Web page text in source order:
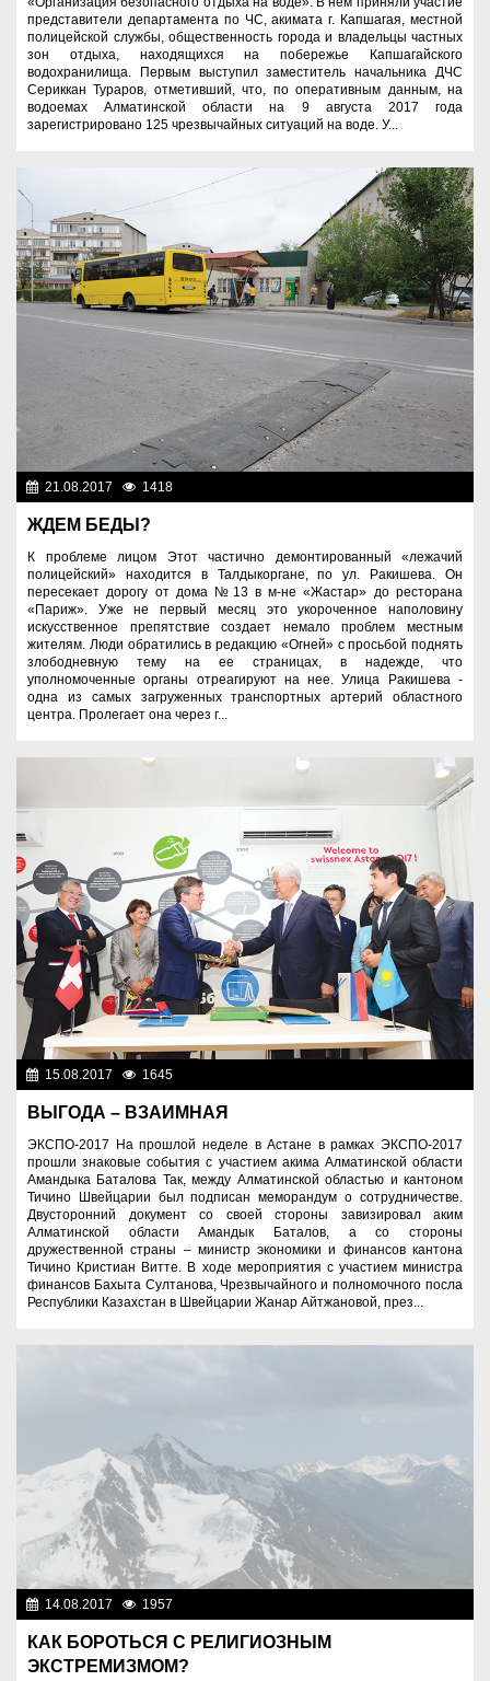
представители департамента по ЧС, акимата г. Капшагая, местной
полицейской службы, общественность города и владельцы частных
зон отдыха, находящихся на побережье Капшагайского
водохранилища. Первым выступил заместитель начальника ДЧС
Сериккан Тураров, отметивший, что, по оперативным данным, на
водоемах Алматинской области на 9 августа 2017 года
зарегистрировано 125 чрезвычайных ситуаций на воде. У...
21.08.2017 1418
ЖДЕМ БЕДЫ?
К проблеме лицом Этот частично демонтированный «лежачий
полицейский» находится в Талдыкоргане, по ул. Ракишева. Он
пересекает дорогу от дома №13 в м-не «Жастар» до ресторана
«Париж». Уже не первый месяц это укороченное наполовину
искусственное препятствие создает немало проблем местным
жителям. Люди обратились в редакцию «Огней» с просьбой поднять
злободневную тему на ее страницах, в надежде, что
уполномоченные органы отреагируют на нее. Улица Ракишева -
одна из самых загруженных транспортных артерий областного
центра. Пролегает она через г...
15.08.2017 1645
ВЫГОДА – ВЗАИМНАЯ
ЭКСПО-2017 На прошлой неделе в Астане в рамках ЭКСПО-2017
прошли знаковые события с участием акима Алматинской области
Амандыка Баталова Так, между Алматинской областью и кантоном
Тичино Швейцарии был подписан меморандум о сотрудничестве.
Двусторонний документ со своей стороны завизировал аким
Алматинской области Амандык Баталов, а со стороны
дружественной страны – министр экономики и финансов кантона
Тичино Кристиан Витте. В ходе мероприятия с участием министра
финансов Бахыта Султанова, Чрезвычайного и полномочного посла
Республики Казахстан в Швейцарии Жанар Айтжановой, през...
14.08.2017 1957
КАК БОРОТЬСЯ С РЕЛИГИОЗНЫМ
ЭКСТРЕМИЗМОМ?